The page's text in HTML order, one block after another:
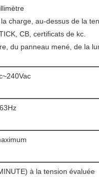
charge, au-dessus de la
CB, certificats de kc.
du panneau mené, de la
à la tension évaluée